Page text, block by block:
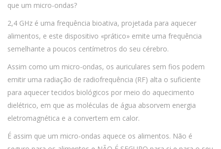
que um micro-ondas?
2,4 GHz é uma frequência bioativa, projetada para aquecer
alimentos, e este dispositivo «prático» emite uma frequência
semelhante a poucos centímetros do seu cérebro.
Assim como um micro-ondas, os auriculares sem fios podem
emitir uma radiação de radiofrequência (RF) alta o suficiente
para aquecer tecidos biológicos por meio do aquecimento
dielétrico, em que as moléculas de água absorvem energia
eletromagnética e a convertem em calor.
É assim que um micro-ondas aquece os alimentos. Não é